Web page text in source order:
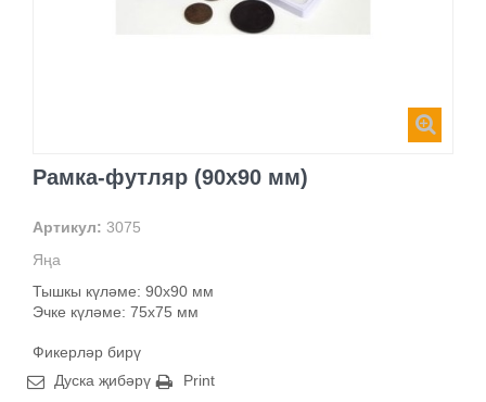
Рамка-футляр (90х90 мм)
Артикул: 3075
Яңа
Тышкы күләме: 90х90 мм
Эчке күләме: 75х75 мм
Фикерләр бирү
Дуска җибәрү
Print